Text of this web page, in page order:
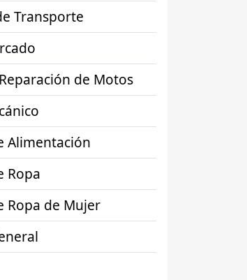
Transporte
de Motos
Alimentación
Ropa
Ropa de Mujer